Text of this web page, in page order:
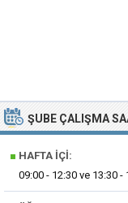
ŞUBE ÇALIŞMA
■ HAFTA İÇI:
09:00 - 12:30 ve 13:30 -